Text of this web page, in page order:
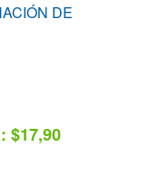
DE
$17,90